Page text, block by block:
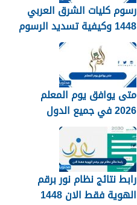
رسوم كليات الشرق العربي
1448 وكيفية تسديد الرسوم
متى يوافق يوم المعلم
2026 في جميع الدول
العربية
رابط نتائج نظام نور برقم
الهوية فقط الان 1448